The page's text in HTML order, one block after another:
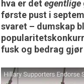
hva er det egentlige
første pust i
svaret – dumskap
fusk og bedrag